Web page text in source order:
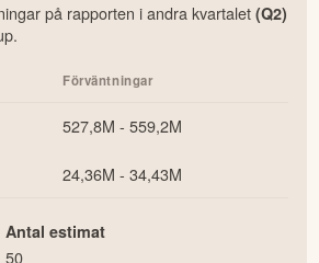
på rapporten iandrakvartalet(Q2)
.
Förväntningar
527,8M - 559,2M
24,36M - 34,43M
Antal estimat
50